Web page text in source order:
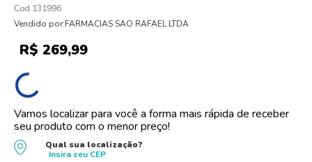
131996
Vendido por:FARMACIAS SAO RAFAEL LTDA
R$ 269,99
Vamos localizar para você a forma mais rápida de receber
seu produto com o menor preço!
Qual sua localização?
Insira seu CEP